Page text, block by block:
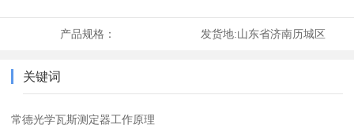
产品规格： 发货地:山东省济南历城区
关键词
常德光学瓦斯测定器工作原理